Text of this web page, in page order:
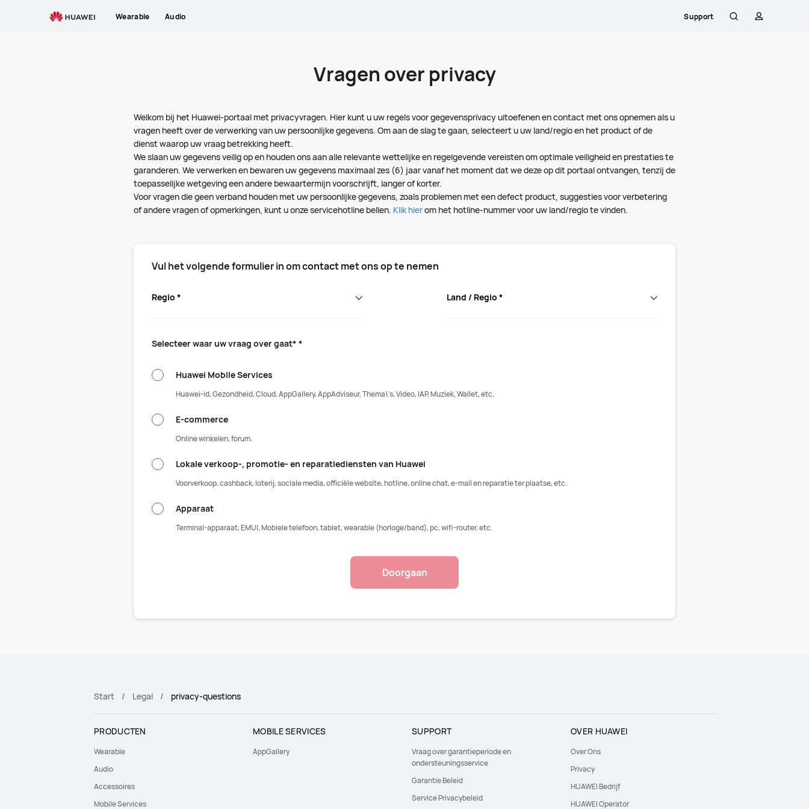
Wearable Audio Support
Vragen over privacy
Welkom bij het Huawei-portaal met privacyvragen. Hier kunt u uw regels voor gegevensprivacy uitoefenen en contact met ons opnemen als u
vragen heeft over de verwerking van uw persoonlijke gegevens. Om aan de slag te gaan, selecteert u uw land/regio en het product of de
dienst waarop uw vraag betrekking heeft.
We slaan uw gegevens veilig op en houden ons aan alle relevante wettelijke en regelgevende vereisten om optimale veiligheid en prestaties te
garanderen. We verwerken en bewaren uw gegevens maximaal zes (6) jaar vanaf het moment dat we deze op dit portaal ontvangen, tenzij de
toepasselijke wetgeving een andere bewaartermijn voorschrijft, langer of korter.
Voor vragen die geen verband houden met uw persoonlijke gegevens, zoals problemen met een defect product, suggesties voor verbetering
of andere vragen of opmerkingen, kunt u onze servicehotline bellen. Klik hierom het hotline-nummer voor uw land/regio te vinden.
Vul het volgende formulier in om contact met ons op te nemen
Regio * Land / Regio *
Selecteer waar uw vraag over gaat* *
Huawei Mobile Services
Huawei-id, Gezondheid, Cloud, AppGallery, AppAdviseur, Thema\'s, Video, IAP, Muziek, Wallet, etc.
E-commerce
Online winkelen, forum.
Lokale verkoop-, promotie- en reparatiediensten van Huawei
Voorverkoop, cashback, loterij, sociale media, officiële website, hotline, online chat, e-mail en reparatie ter plaatse, etc.
Apparaat
Terminal-apparaat, EMUI, Mobiele telefoon, tablet, wearable (horloge/band), pc, wifi-router, etc.
Doorgaan
Start Legal privacy-questions
PRODUCTEN
Wearable
Audio
Accessoires
Mobile Services
MOBILE SERVICES
AppGallery
SUPPORT
Vraag over garantieperiode en
ondersteuningsservice
Garantie Beleid
Service Privacybeleid
OVER HUAWEI
Over Ons
Privacy
HUAWEI Bedrijf
HUAWEI Operator